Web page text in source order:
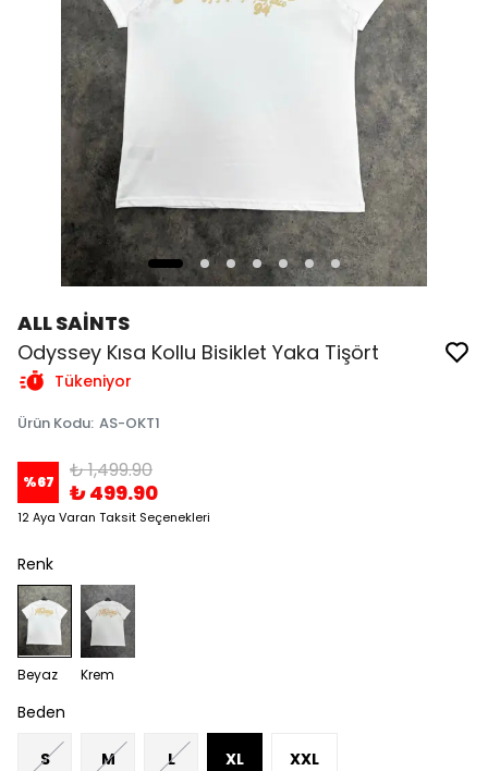
ALL SAİNTS
Odyssey Kısa Kollu Bisiklet Yaka Tişört
Tükeniyor
Ürün Kodu: AS-OKT1
%67 ₺ 1,499.90
₺ 499.90
12 Aya Varan Taksit Seçenekleri
Renk
Beyaz Krem
Beden
S M L XL XXL